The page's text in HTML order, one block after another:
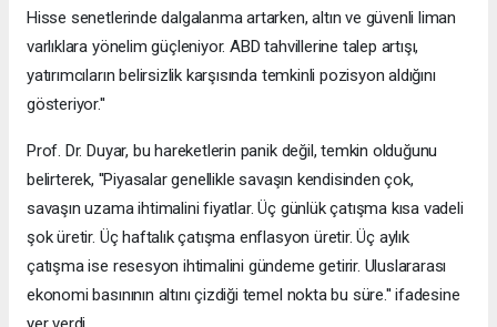
Hisse senetlerinde dalgalanma artarken, altın ve güvenli liman
varlıklara yönelim güçleniyor. ABD tahvillerine talep artışı,
yatırımcıların belirsizlik karşısında temkinli pozisyon aldığını
gösteriyor.''
Prof. Dr. Duyar, bu hareketlerin panik değil, temkin olduğunu
belirterek, ''Piyasalar genellikle savaşın kendisinden çok,
savaşın uzama ihtimalini fiyatlar. Üç günlük çatışma kısa vadeli
şok üretir. Üç haftalık çatışma enflasyon üretir. Üç aylık
çatışma ise resesyon ihtimalini gündeme getirir. Uluslararası
ekonomi basınının altını çizdiği temel nokta bu süre.'' ifadesine